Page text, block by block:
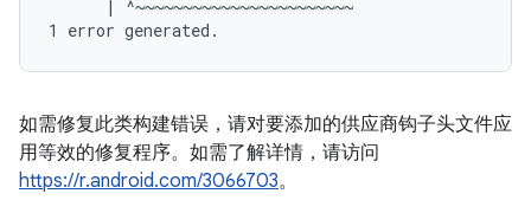
      | ^~~~~~~~~~~~~~~~~~~~~~~~
如需修复此类构建错误，请对要添加的供应商钩子头文件应
用等效的修复程序。如需了解详情，请访问
https://r.android.com/3066703。